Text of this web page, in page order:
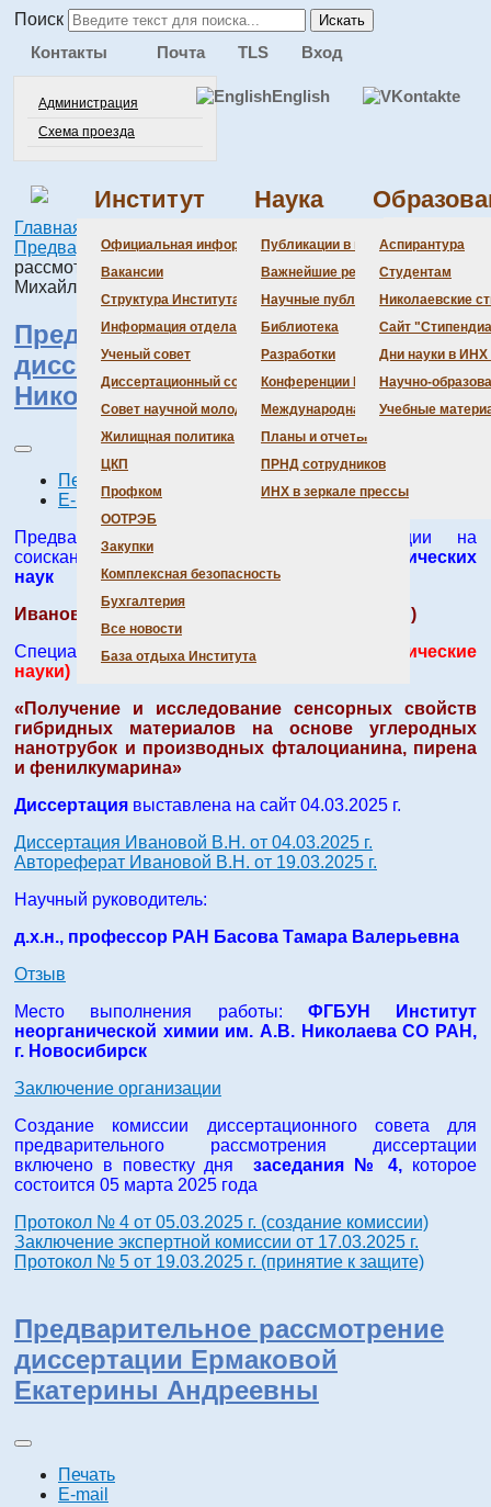
Поиск Искать
Контакты
Администрация
Схема проезда
Почта TLS Вход
English
Институт
Официальная информация
Бланки
История
Локальные
Вакансии
Структура Института
Информация отдела кадров
Ученый совет
Состав
Повестка
Информация
Диссертационный совет
Состав
Даты защит
Шифры
Совет научной молодежи
Состав СНМ
Жилищная политика
ЦКП
Профком
ООТРЭБ
Закупки
Комплексная безопасность
Бухгалтерия
Все новости
Новости
Награды
База отдыха Института
Наука
Публикации в ведущих журналах
Важнейшие результаты
Научные публикации сотрудников
Библиотека
Разработки
Конференции Института
Международная деятельность
Планы и отчеты
ПРНД сотрудников
ИНХ в зеркале прессы
Аспирантура
Студентам
Николаевские
Сайт
Дни науки в
Научно-
Учебные
Главная
Предварительное рассмотрение
Предварительное
рассмотрение диссертации Макаренко Александра
Михайловича
Предварительное рассмотрение
диссертации Ивановой Виктории
Николаевны
Печать
E-mail
Предварительное рассмотрение диссертации на
соискание ученой степени
кандидата химических
наук
Иванова Виктория Николаевна (ИНХ СО РАН)
Специальность:1.4.4. Физическая химия
(химические
науки)
«Получение и исследование сенсорных свойств
гибридных материалов на основе углеродных
нанотрубок и производных фталоцианина, пирена
и фенилкумарина»
Диссертация выставлена на сайт 04.03.2025 г.
Диссертация Ивановой В.Н. от 04.03.2025 г.
Автореферат Ивановой В.Н. от 19.03.2025 г.
Научный руководитель:
д.х.н., профессор РАН Басова Тамара Валерьевна
Отзыв
Место выполнения работы: ФГБУН Институт
неорганической химии им. А.В. Николаева СО РАН,
г. Новосибирск
Заключение организации
Создание комиссии диссертационного совета для
предварительного рассмотрения диссертации
включено в повестку дня
заседания № 4, которое
состоится 05 марта 2025 года
Протокол № 4 от 05.03.2025 г. (создание комиссии)
Заключение экспертной комиссии от 17.03.2025 г.
Протокол № 5 от 19.03.2025 г. (принятие к защите)
Предварительное рассмотрение
диссертации Ермаковой
Екатерины Андреевны
Печать
E-mail